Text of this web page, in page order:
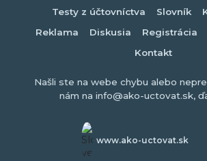
Testy z účtovníctva
Slovník
Reklama
Diskusia Registrácia
Kontakt
Našli ste na webe chybu alebo
nám na info@ako-uctovat.sk,
www.ako-uctovat.sk